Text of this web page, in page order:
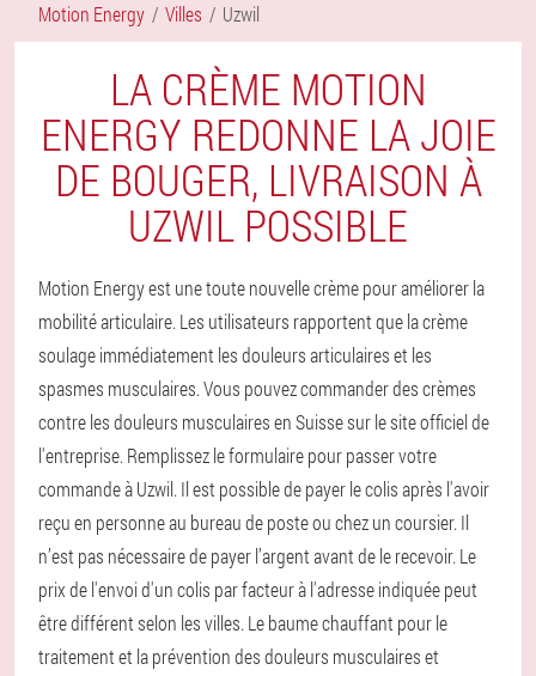
Motion Energy Villes Uzwil
LA CRÈME MOTION
ENERGY REDONNE LA JOIE
DE BOUGER, LIVRAISON À
UZWIL POSSIBLE
Motion Energy est une toute nouvelle crème pour améliorer la
mobilité articulaire. Les utilisateurs rapportent que la crème
soulage immédiatement les douleurs articulaires et les
spasmes musculaires. Vous pouvez commander des crèmes
contre les douleurs musculaires en Suisse sur le site officiel de
l'entreprise. Remplissez le formulaire pour passer votre
commande à Uzwil. Il est possible de payer le colis après l'avoir
reçu en personne au bureau de poste ou chez un coursier. Il
n’est pas nécessaire de payer l’argent avant de le recevoir. Le
prix de l'envoi d'un colis par facteur à l'adresse indiquée peut
être différent selon les villes. Le baume chauffant pour le
traitement et la prévention des douleurs musculaires et